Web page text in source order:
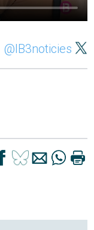
@IB3noticies